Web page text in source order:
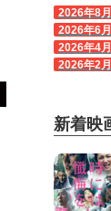
2026年8
2026年6
2026年4
2026年2
新着映